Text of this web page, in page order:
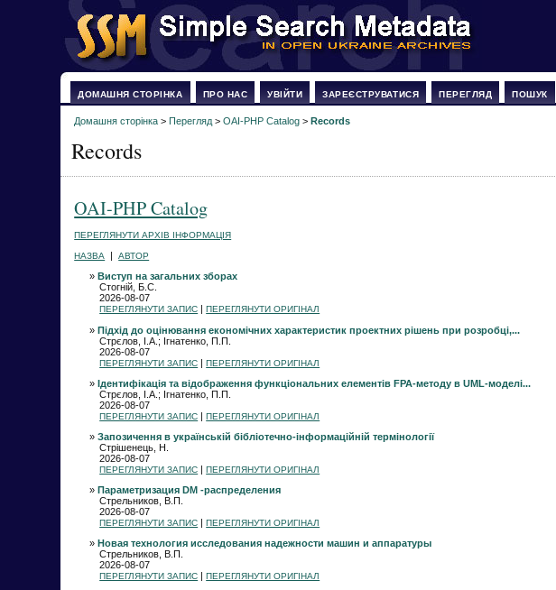
ДОМАШНЯ СТОРІНКА ПРО НАС УВІЙТИ ЗАРЕЄСТРУВАТИСЯ ПЕРЕГЛЯД ПОШУК
Домашня сторінка >Перегляд >OAI-PHP Catalog >Records
Records
OAI-PHP Catalog
ПЕРЕГЛЯНУТИ АРХІВ ІНФОРМАЦІЯ
НАЗВА |АВТОР
» Виступ на загальних зборах
Стогній, Б.С.
2026-08-07
ПЕРЕГЛЯНУТИ ЗАПИС |ПЕРЕГЛЯНУТИ ОРИГІНАЛ
» Підхід до оцінювання економічних характеристик проектних рішень при розробці,...
Стрєлов, І.А.; Ігнатенко, П.П.
2026-08-07
ПЕРЕГЛЯНУТИ ЗАПИС |ПЕРЕГЛЯНУТИ ОРИГІНАЛ
» Ідентифікація та відображення функціональних елементів FPA-методу в UML-моделі...
Стрєлов, І.А.; Ігнатенко, П.П.
2026-08-07
ПЕРЕГЛЯНУТИ ЗАПИС |ПЕРЕГЛЯНУТИ ОРИГІНАЛ
» Запозичення в українській бібліотечно-інформаційній термінології
Стрішенець, Н.
2026-08-07
ПЕРЕГЛЯНУТИ ЗАПИС |ПЕРЕГЛЯНУТИ ОРИГІНАЛ
» Параметризация DM -распределения
Стрельников, В.П.
2026-08-07
ПЕРЕГЛЯНУТИ ЗАПИС |ПЕРЕГЛЯНУТИ ОРИГІНАЛ
» Новая технология исследования надежности машин и аппаратуры
Стрельников, В.П.
2026-08-07
ПЕРЕГЛЯНУТИ ЗАПИС |ПЕРЕГЛЯНУТИ ОРИГІНАЛ